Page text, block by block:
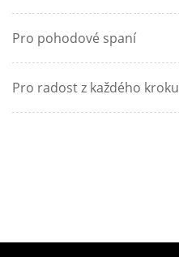
Pro pohodové spaní
Pro radost z každého kroku